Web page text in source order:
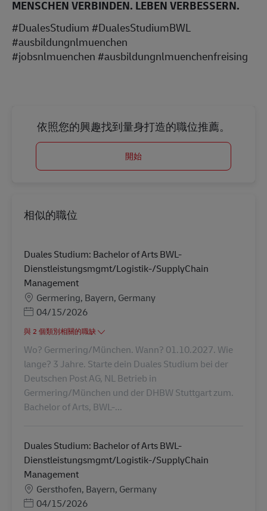
MENSCHEN VERBINDEN. LEBEN VERBESSERN.
#DualesStudium #DualesStudiumBWL
#ausbildungnlmuenchen
#jobsnlmuenchen #ausbildungnlmuenchenfreising
依照您的興趣找到量身打造的職位推薦。
開始
相似的職位
Duales Studium: Bachelor of Arts BWL-
Dienstleistungsmgmt/Logistik-/SupplyChain
Management
地點Germering, Bayern, Germany
Posted Date
04/15/2026
與 2 個類別相關的職缺
Wo? Germering/München. Wann? 01.10.2027. Wie
lange? 3 Jahre. Starte dein Duales Studium bei der
Deutschen Post AG, NL Betrieb in
Germering/München und der DHBW Stuttgart zum.
Bachelor of Arts, BWL-...
Duales Studium: Bachelor of Arts BWL-
Dienstleistungsmgmt/Logistik-/SupplyChain
Management
地點Gersthofen, Bayern, Germany
Posted Date
04/15/2026